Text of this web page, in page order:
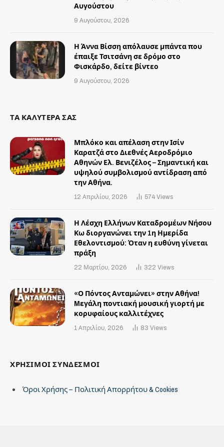
Αυγούστου
9 Αυγούστου, 2026
Η Άννα Βίσση απόλαυσε μπάντα που
έπαιξε Τσιτσάνη σε δρόμο στο
Φισκάρδο, δείτε βίντεο
9 Αυγούστου, 2026
ΤΑ ΚΑΛΥΤΕΡΑ ΣΑΣ
Μπλόκο και απέλαση στην Ισίν
Καρατζά στο Διεθνές Αεροδρόμιο
Αθηνών Ελ. Βενιζέλος – Σημαντική και
υψηλού συμβολισμού αντίδραση από
την Αθήνα.
12 Απριλίου, 2026 574 Views
Η Λέσχη Ελλήνων Καταδρομέων Νήσου
Κω διοργανώνει την 1η Ημερίδα
Εθελοντισμού: Όταν η ευθύνη γίνεται
πράξη
22 Μαρτίου, 2026 322 Views
«Ο Πόντος Ανταμώνει» στην Αθήνα!
Mεγάλη ποντιακή μουσική γιορτή με
κορυφαίους καλλιτέχνες
1 Απριλίου, 2026 83 Views
ΧΡΗΣΙΜΟΙ ΣΥΝΔΕΣΜΟΙ
Όροι Χρήσης – Πολιτική Απορρήτου & Cookies